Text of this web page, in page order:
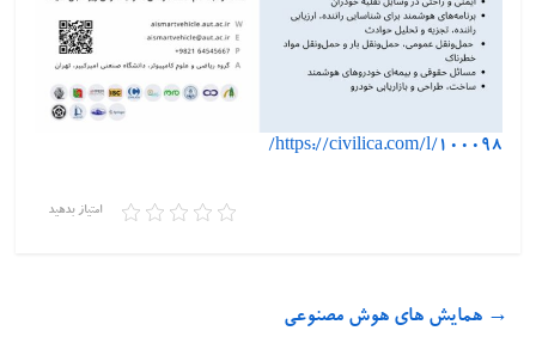
https://civilica.com/l/100098/
امتیاز بدهید
→ همایش های هوش مصنوعی